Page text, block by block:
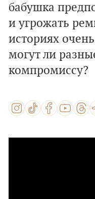
бабушка
и угрожать
историях
могут ли
компромиссу?